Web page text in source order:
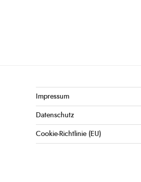
Impressum
Datenschutz
Cookie-Richtlinie (EU)